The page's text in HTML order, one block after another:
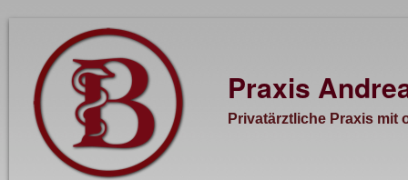
Praxis
Privatärztliche Praxis